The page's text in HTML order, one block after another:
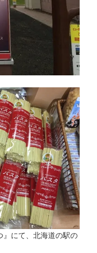
』にて、北海道の駅の